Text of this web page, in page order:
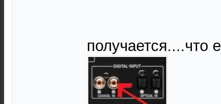
получается....что